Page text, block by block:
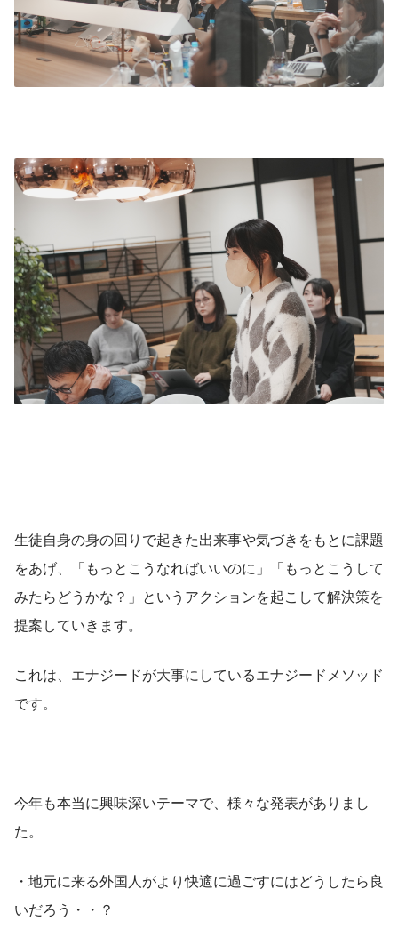
生徒自身の身の回りで起きた出来事や気づきをもとに課題
をあげ、「もっとこうなればいいのに」「もっとこうして
みたらどうかな？」というアクションを起こして解決策を
提案していきます。
これは、エナジードが大事にしているエナジードメソッド
です。
今年も本当に興味深いテーマで、様々な発表がありまし
た。
・地元に来る外国人がより快適に過ごすにはどうしたら良
いだろう・・？